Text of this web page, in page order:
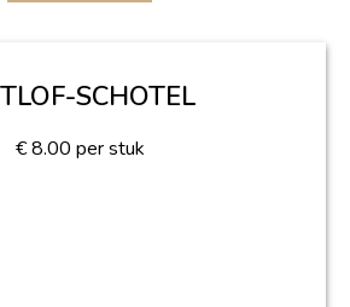
SCHOTEL
€ 8.00 per stuk